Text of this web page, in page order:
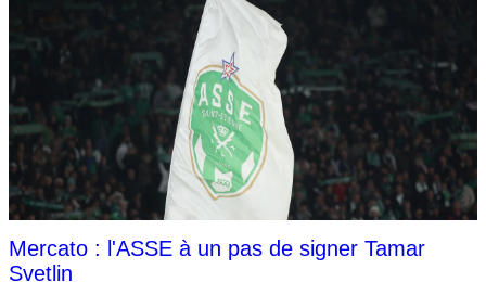
Mercato : l'ASSE à un pas de signer Tamar
Svetlin